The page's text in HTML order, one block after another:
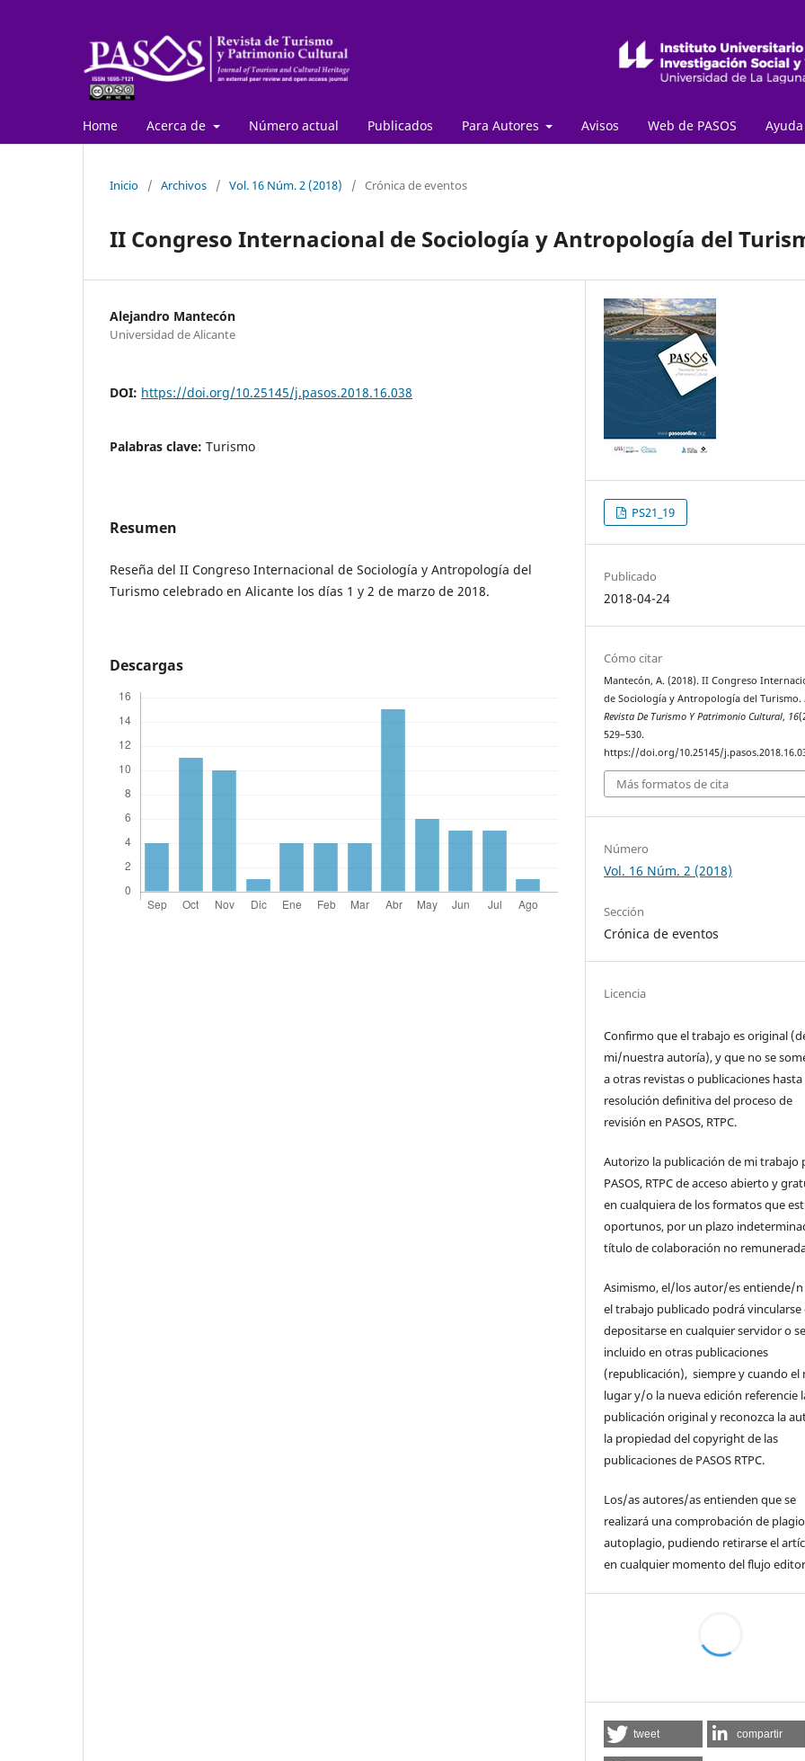
Home Acerca de Número actual Publicados Para Autores Avisos Web de PASOS Ayuda
Inicio / Archivos / Vol. 16 Núm. 2 (2018) / Crónica de eventos
II Congreso Internacional de Sociología y Antropología del
Alejandro Mantecón
Universidad de Alicante
DOI: https://doi.org/10.25145/j.pasos.2018.16.038
Palabras clave: Turismo
Resumen
Reseña del II Congreso Internacional de Sociología y Antropología del
Turismo celebrado en Alicante los días 1 y 2 de marzo de 2018.
Descargas
PS21_19
Publicado
2018-04-24
Cómo citar
Mantecón, A. (2018). II Congreso
de Sociología y Antropología del Turismo.
Revista De Turismo Y Patrimonio Cultural, 16
529–530.
https://doi.org/10.25145/
Más formatos de cita
Número
Vol. 16 Núm. 2 (2018)
Sección
Crónica de eventos
Licencia
Confirmo que el trabajo es original
mi/nuestra autoría), y que no se
a otras revistas o publicaciones hasta
resolución definitiva del proceso de
revisión en PASOS, RTPC.
Autorizo la publicación de mi trabajo
PASOS, RTPC de acceso abierto y
en cualquiera de los formatos que
oportunos, por un plazo
título de colaboración no
Asimismo, el/los autor/es entiende/
el trabajo publicado podrá vincularse
depositarse en cualquier servidor o
incluido en otras publicaciones
(republicación), siempre y cuando el
lugar y/o la nueva edición referencie
publicación original y reconozca la
la propiedad del copyright de las
publicaciones de PASOS RTPC.
Los/as autores/as entienden que se
realizará una comprobación de
autoplagio, pudiendo retirarse el
en cualquier momento del flujo
tweet compartir